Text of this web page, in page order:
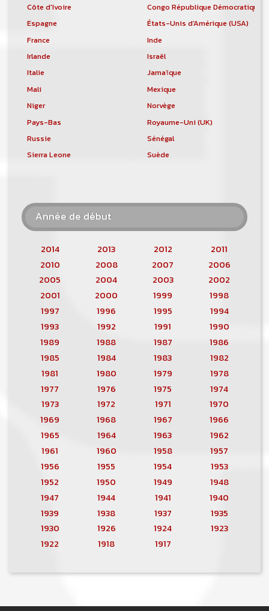
Côte d'Ivoire
Congo République Démocratique
Espagne
États-Unis d'Amérique (USA)
France
Inde
Irlande
Israël
Italie
Jamaïque
Mali
Mexique
Niger
Norvège
Pays-Bas
Royaume-Uni (UK)
Russie
Sénégal
Sierra Leone
Suède
Année de début
2014 2013 2012
2011
2010
2008 2007
2006
2005
2004 2003
2002
2001
2000 1999
1998
1997
1996 1995
1994
1993
1992 1991
1990
1989
1988 1987
1986
1985
1984 1983
1982
1981
1980 1979
1978
1977
1976 1975
1974
1973
1972 1971
1970
1969
1968 1967
1966
1965
1964 1963
1962
1961
1960 1958
1957
1956
1955 1954
1953
1952
1950 1949
1948
1947
1944 1941
1940
1939
1938 1937
1935
1930
1926 1924
1923
1922
1918 1917